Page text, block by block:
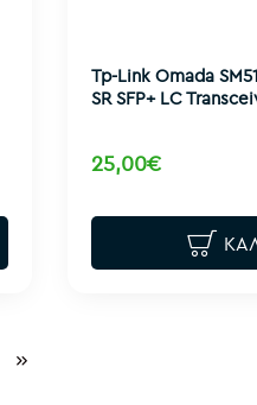
Tp-Link Omada
SR SFP+ LC
25,00€